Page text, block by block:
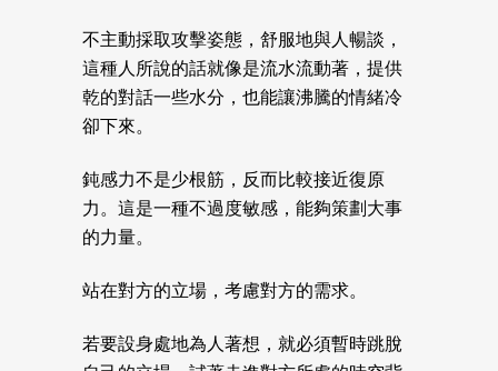
不主動採取攻擊姿態，舒服地與人暢談，
這種人所說的話就像是流水流動著，提供
乾的對話一些水分，也能讓沸騰的情緒冷
卻下來。
鈍感力不是少根筋，反而比較接近復原
力。這是一種不過度敏感，能夠策劃大事
的力量。
站在對方的立場，考慮對方的需求。
若要設身處地為人著想，就必須暫時跳脫